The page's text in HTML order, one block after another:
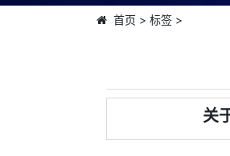
首页 > 标签>
关